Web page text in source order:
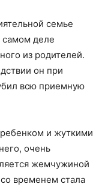
семье
самом деле
из родителей.
он при
всю приемную
и жуткими
очень
жемчужиной
временем стала